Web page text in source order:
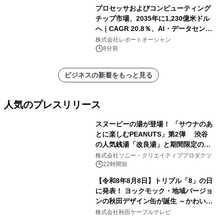
プロセッサおよびコンピューティング
チップ市場、2035年に1,230億米ドル
へ｜CAGR 20.8％、AI・データセンタ
ー需要が成長を牽引
株式会社レポートオーシャン
8分前
ビジネスの新着をもっと見る
人気のプレスリリース
スヌーピーの湯が登場！ 「サウナのあ
とに楽しむPEANUTS」第2弾 渋谷
の人気銭湯「改良湯」と期間限定のコ
ラボレーション サウナイキタイコラ
ボグッズも発売決定！
株式会社ソニー・クリエイティブプロダクツ
22時間前
【令和8年8月8日】トリプル「8」の日
に発表！ ヨックモック・地域バージョ
ンの秋田デザイン缶が誕生 ～かわいい
秋田犬の子犬と秋田の四季と名所を巡
株式会社秋田ケーブルテレビ